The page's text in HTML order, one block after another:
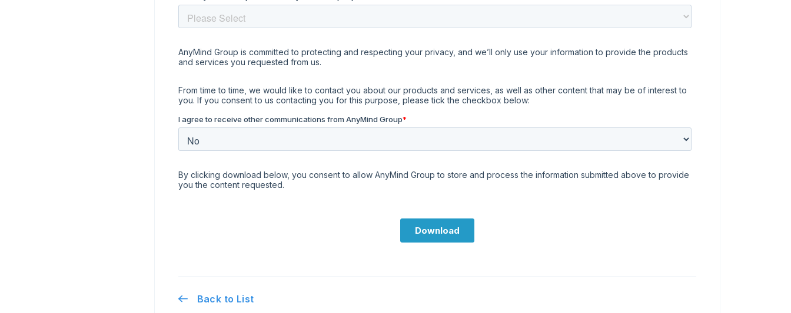
Back to List